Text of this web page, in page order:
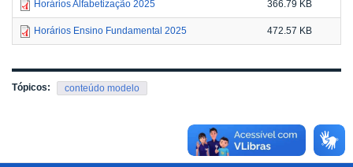
Horários Alfabetização 2025 366.79 KB
Horários Ensino Fundamental 2025 472.57 KB
Tópicos: conteúdo modelo